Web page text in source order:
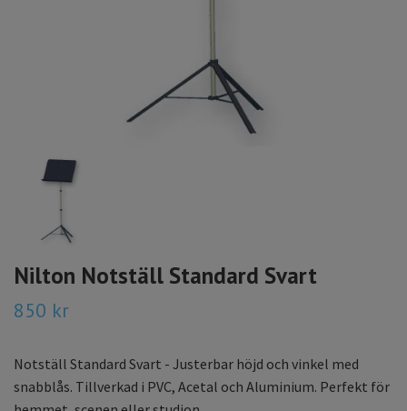
Nilton Notställ Standard Svart
850 kr
Notställ Standard Svart - Justerbar höjd och vinkel med
snabblås. Tillverkad i PVC, Acetal och Aluminium. Perfekt för